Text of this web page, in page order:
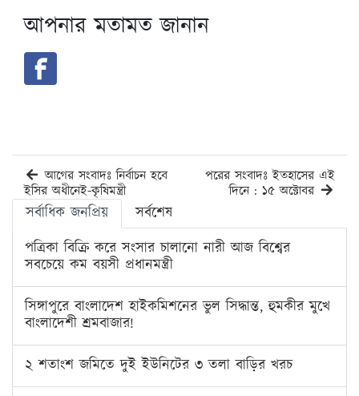
আপনার মতামত জানান
আগের সংবাদঃ নির্বাচন হবে
ইসির অধীনেই-কৃষিমন্ত্রী
পরের সংবাদঃ ইতহাসের এই
দিনে : ১৫ অক্টোবর
সর্বাধিক জনপ্রিয়
সর্বশেষ
পত্রিকা বিক্রি করে সংসার চালানো নারী আজ বিশ্বের
সবচেয়ে কম বয়সী প্রধানমন্ত্রী
সিঙ্গাপুরে বাংলাদেশ হাইকমিশনের ভুল সিদ্ধান্ত, হুমকীর মুখে
বাংলাদেশী শ্রমবাজার!
২ শতাংশ জমিতে দুই ইউনিটের ৩ তলা বাড়ির খরচ